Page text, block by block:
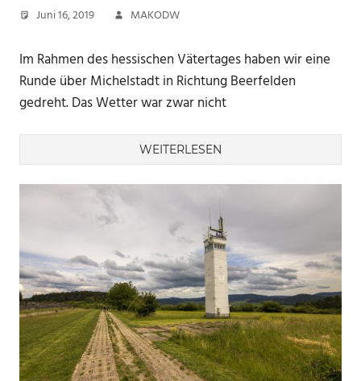
Juni 16, 2019 MAKODW
Im Rahmen des hessischen Vätertages haben wir eine
Runde über Michelstadt in Richtung Beerfelden
gedreht. Das Wetter war zwar nicht
WEITERLESEN